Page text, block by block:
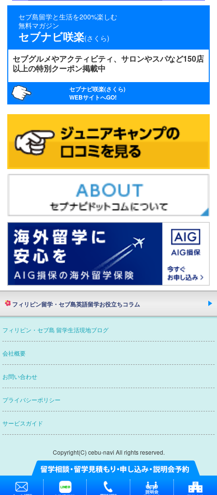
セブ島留学と生活を200%楽しむ
無料マガジン
セブナビ咲楽(さくら)
セブグルメやアクティビティ、サロンやスパなど150店
以上の特別クーポン掲載中
セブナビ咲楽(さくら)
WEBサイトへGO!
フィリピン留学・セブ島英語留学お役立ちコラム
セブ島留学英語の質とフィリピン人講師の本当
留学エージェントってどんな会社？
セブナビがおすすめなわけ
セブナビがつぶやく
賢い留学エージェントの選び方
フィリピン・セブ島英語留学
フィリピン・セブ島英語留学
持ち物リスト
フィリピン・セブ島での通信を出来るだけ快適に!！
フィリピン・セブ島での携帯電話の使用・購入方法
フィリピン・セブ島でのポケット
Wi-Fiの使用・購入方法
フィリピン・セブ島 留学生活現地ブログ
会社概要
お問い合わせ
プライバシーポリシー
サービスガイド
Copyright(C) cebu-navi All rights reserved.